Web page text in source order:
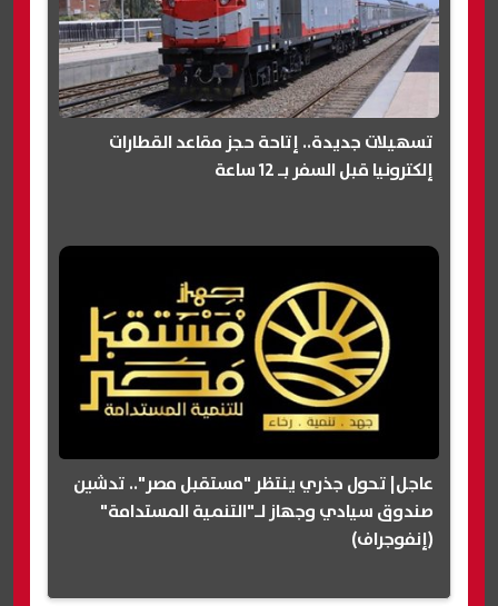
تسهيلات جديدة.. إتاحة حجز مقاعد القطارات
إلكترونيا قبل السفر بـ 12 ساعة
عاجل| تحول جذري ينتظر "مستقبل مصر".. تدشين
صندوق سيادي وجهاز لـ"التنمية المستدامة"
(إنفوجراف)